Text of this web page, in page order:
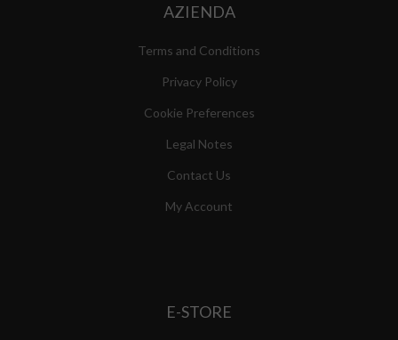
AZIENDA
Terms and Conditions
Privacy Policy
Cookie Preferences
Legal Notes
Contact Us
My Account
E-STORE